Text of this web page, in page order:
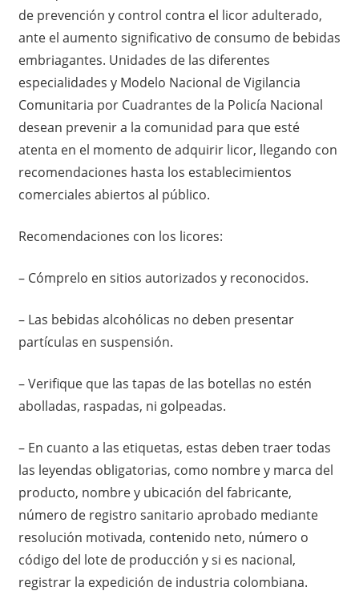
de prevención y control contra el licor adulterado,
ante el aumento significativo de consumo de bebidas
embriagantes. Unidades de las diferentes
especialidades y Modelo Nacional de Vigilancia
Comunitaria por Cuadrantes de la Policía Nacional
desean prevenir a la comunidad para que esté
atenta en el momento de adquirir licor, llegando con
recomendaciones hasta los establecimientos
comerciales abiertos al público.
Recomendaciones con los licores:
– Cómprelo en sitios autorizados y reconocidos.
– Las bebidas alcohólicas no deben presentar
partículas en suspensión.
– Verifique que las tapas de las botellas no estén
abolladas, raspadas, ni golpeadas.
– En cuanto a las etiquetas, estas deben traer todas
las leyendas obligatorias, como nombre y marca del
producto, nombre y ubicación del fabricante,
número de registro sanitario aprobado mediante
resolución motivada, contenido neto, número o
código del lote de producción y si es nacional,
registrar la expedición de industria colombiana.